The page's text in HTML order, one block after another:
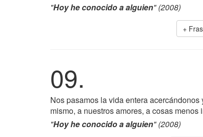
"Hoy he conocido a alguien" (2008)
+
09.
Nos pasamos la vida entera
mismo, a nuestros amores, a cosas menos
"Hoy he conocido a alguien" (2008)